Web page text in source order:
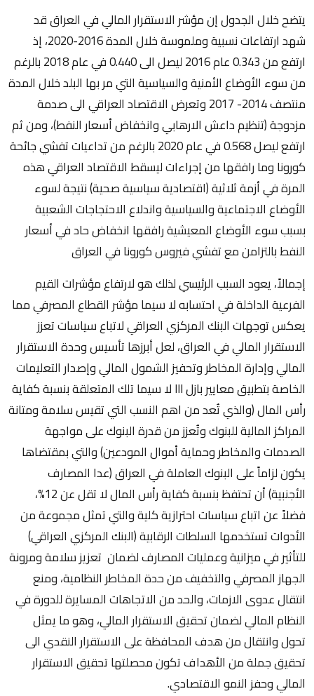
يتضح خلال الجدول إن مؤشر الاستقرار المالي في العراق قد
شهد ارتفاعات نسبية وملموسة خلال المدة 2016-2020، إذ
ارتفع من 0.343 عام 2016 ليصل الى 0.440 في عام 2018 بالرغم
من سوء الأوضاع الأمنية والسياسية التي مر بها البلد خلال المدة
منتصف 2014- 2017 وتعرض الاقتصاد العراقي الى صدمة
مزدوجة (تنظيم داعش الارهابي وانخفاض أسعار النفط)، ومن ثم
ارتفع ليصل 0.568 في عام 2020 بالرغم من تداعيات تفشي جائحة
كورونا وما رافقها من إجراءات ليسقط الاقتصاد العراقي هذه
المرة في أزمة ثلاثية (اقتصادية سياسية صحية) نتيجة لسوء
الأوضاع الاجتماعية والسياسية واندلاع الاحتجاجات الشعبية
بسبب سوء الأوضاع المعيشية رافقها انخفاض حاد في أسعار
النفط بالتزامن مع تفشي فيروس كورونا في العراق
إجمالاً، يعود السبب الرئيسي لذلك هو لارتفاع مؤشرات القيم
الفرعية الداخلة في احتسابه لا سيما مؤشر القطاع المصرفي مما
يعكس توجهات البنك المركزي العراقي لاتباع سياسات تعزز
الاستقرار المالي في العراق، لعل أبرزها تأسيس وحدة الاستقرار
المالي وإدارة المخاطر وتحفيز الشمول المالي وإصدار التعليمات
الخاصة بتطبيق معايير بازل III لا سيما تلك المتعلقة بنسبة كفاية
رأس المال (والذي تُعد من اهم النسب التي تقيس سلامة ومتانة
المراكز المالية للبنوك وتُعزز من قدرة البنوك على مواجهة
الصدمات والمخاطر وحماية أموال المودعين) والتي بمقتضاها
يكون لزاماً على البنوك العاملة في العراق (عدا المصارف
الأجنبية) أن تحتفظ بنسبة كفاية رأس المال لا تقل عن 12%،
فضلاً عن اتباع سياسات احترازية كلية والتي تمثل مجموعة من
الأدوات تستخدمها السلطات الرقابية (البنك المركزي العراقي)
للتأثير في ميزانية وعمليات المصارف لضمان تعزيز سلامة ومرونة
الجهاز المصرفي والتخفيف من حدة المخاطر النظامية، ومنع
انتقال عدوى الازمات، والحد من الاتجاهات المسايرة للدورة في
النظام المالي لضمان تحقيق الاستقرار المالي، وهو ما يمثل
تحول وانتقال من هدف المحافظة على الاستقرار النقدي الى
تحقيق جملة من الأهداف تكون محصلتها تحقيق الاستقرار
المالي وحفز النمو الاقتصادي.